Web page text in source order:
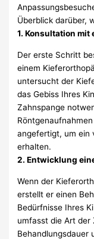
Überblick darüber,
1. Konsultation mit
Der erste Schritt
einem
untersucht der
das Gebiss Ihres
Zahnspange
angefertigt, um ein
erhalten.
2. Entwicklung
Wenn der
erstellt er einen
Bedürfnisse Ihres
umfasst die Art der
Behandlungsdauer